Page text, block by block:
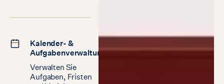
Kalender- &
Aufgabenverwaltung
Verwalten Sie
Aufgaben, Fristen